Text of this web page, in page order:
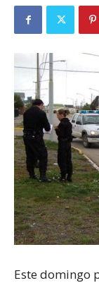
Este domingo